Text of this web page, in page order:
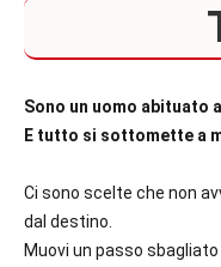
Sono un uomo abituato
E tutto si sottomette a
Ci sono scelte che non
dal destino.
Muovi un passo